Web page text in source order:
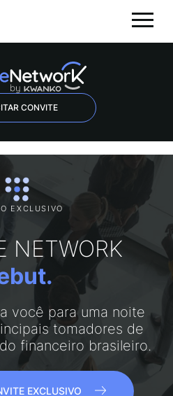
CONVITE
EXCLUSIVO
NETWORK
você para uma noite
tomadores de
financeiro brasileiro.
EXCLUSIVO